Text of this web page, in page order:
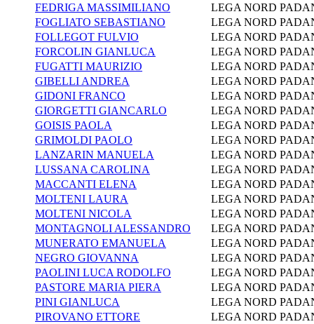
FEDRIGA MASSIMILIANO
LEGA NORD
FOGLIATO SEBASTIANO
LEGA NORD
FOLLEGOT FULVIO
LEGA NORD
FORCOLIN GIANLUCA
LEGA NORD
FUGATTI MAURIZIO
LEGA NORD
GIBELLI ANDREA
LEGA NORD
GIDONI FRANCO
LEGA NORD
GIORGETTI GIANCARLO
LEGA NORD
GOISIS PAOLA
LEGA NORD
GRIMOLDI PAOLO
LEGA NORD
LANZARIN MANUELA
LEGA NORD
LUSSANA CAROLINA
LEGA NORD
MACCANTI ELENA
LEGA NORD
MOLTENI LAURA
LEGA NORD
MOLTENI NICOLA
LEGA NORD
MONTAGNOLI ALESSANDRO
LEGA NORD
MUNERATO EMANUELA
LEGA NORD
NEGRO GIOVANNA
LEGA NORD
PAOLINI LUCA RODOLFO
LEGA NORD
PASTORE MARIA PIERA
LEGA NORD
PINI GIANLUCA
LEGA NORD
PIROVANO ETTORE
LEGA NORD